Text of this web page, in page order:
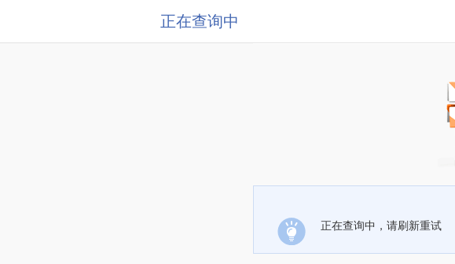
正在查询中
正在查询中，请刷新重试